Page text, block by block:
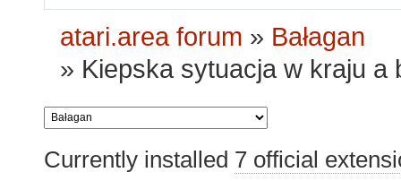
atari.area forum » Bałagan
» Kiepska sytuacja w kraju a
Currently installed 7 official